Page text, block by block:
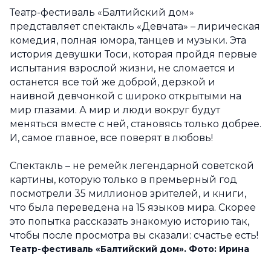
Театр-фестиваль «Балтийский дом»
представляет спектакль «Девчата» – лирическая
комедия, полная юмора, танцев и музыки. Эта
история девушки Тоси, которая пройдя первые
испытания взрослой жизни, не сломается и
останется все той же доброй, дерзкой и
наивной девчонкой с широко открытыми на
мир глазами. А мир и люди вокруг будут
меняться вместе с ней, становясь только добрее.
И, самое главное, все поверят в любовь!
Cпектакль – не ремейк легендарной советской
картины, которую только в премьерный год
посмотрели 35 миллионов зрителей, и книги,
что была переведена на 15 языков мира. Скорее
это попытка рассказать знакомую историю так,
чтобы после просмотра вы сказали: счастье есть!
Театр-фестиваль «Балтийский дом». Фото: Ирина